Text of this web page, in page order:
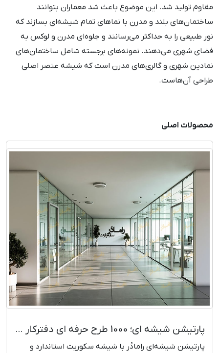
مقاوم تولید شد. این موضوع باعث شد معماران بتوانند
ساختمان‌های بلند و مدرن با نماهای تمام شیشه‌ای بسازند که
نور طبیعی را به حداکثر می‌رسانند و جلوه‌ای مدرن و لوکس به
فضای شهری می‌دهند. نمونه‌های برجسته شامل ساختمان‌های
نمادین شهری و گالری‌های مدرن است که شیشه عنصر اصلی
طراحی آن‌هاست.
محصولات اصلی
پارتیشن شیشه ای؛ 1000 طرح حرفه ای دفترکار (تحویل یک روزه)
پارتیشن شیشه‌ای رامادُر با شیشه سکوریت استاندارد و